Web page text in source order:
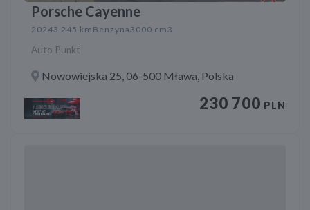
Porsche Cayenne
20243 245 km Benzyna3000 cm3
Auto Punkt
Nowowiejska 25, 06-500 Mława, Polska
230 700 PLN